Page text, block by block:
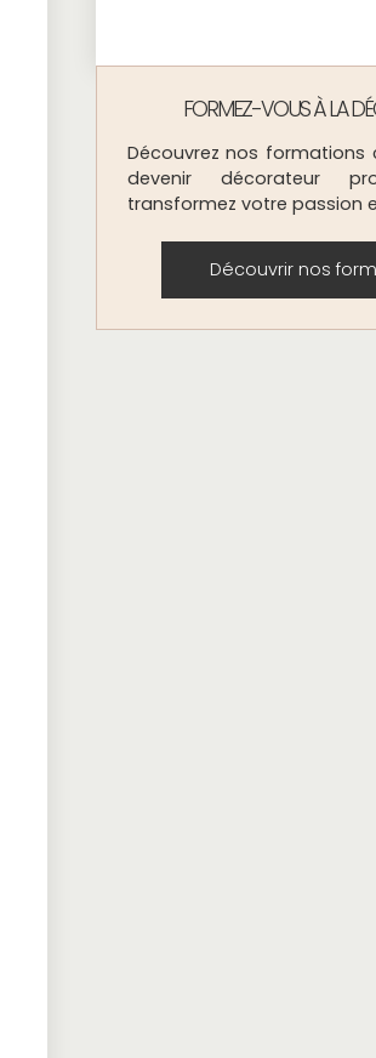
FORMEZ-VOUS À LA
Découvrez nos
devenir décorateur
transformez votre passion
Découvrir nos